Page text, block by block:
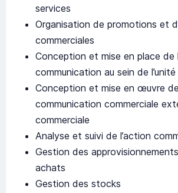
services
Organisation de promotions et
commerciales
Conception et mise en place de
communication au sein de
Conception et mise en œuvre
communication commerciale
commerciale
Analyse et suivi de l’action
Gestion des
achats
Gestion des stocks